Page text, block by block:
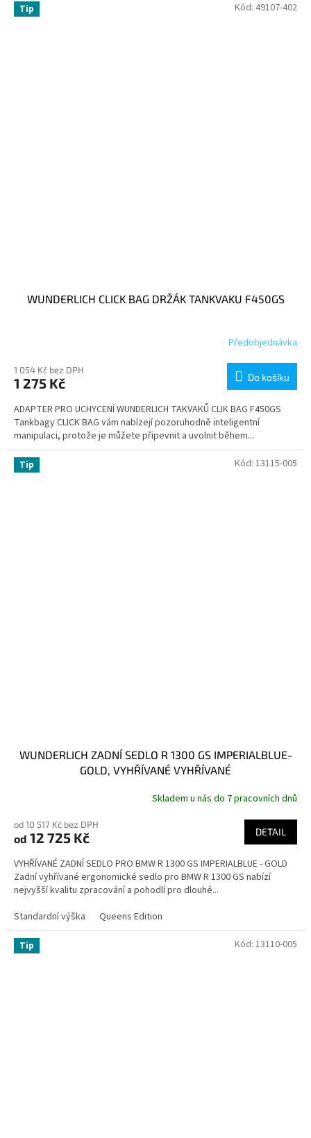
Tip
WUNDERLICH CLICK BAG DRŽÁK TANKVAKU F450GS
Předobjednávka
1 054 Kč bez DPH
1 275 Kč Do košíku
ADAPTER PRO UCHYCENÍ WUNDERLICH TAKVAKŮ CLIK BAG F450GS
Tankbagy CLICK BAG vám nabízejí pozoruhodně inteligentní
manipulaci, protože je můžete připevnit a uvolnit během...
Kód: 49107-402
Tip
WUNDERLICH ZADNÍ SEDLO R 1300 GS IMPERIALBLUE-
GOLD, VYHŘÍVANÉ VYHŘÍVANÉ
Skladem u nás do 7 pracovních dnů
od 10 517 Kč bez DPH
od 12 725 Kč DETAIL
VYHŘÍVANÉ ZADNÍ SEDLO PRO BMW R 1300 GS IMPERIALBLUE - GOLD
Zadní vyhřívané ergonomické sedlo pro BMW R 1300 GS nabízí
nejvyšší kvalitu zpracování a pohodlí pro dlouhé...
Standardní výška
Queens Edition
Kód: 13115-005
Tip Kód: 13110-005